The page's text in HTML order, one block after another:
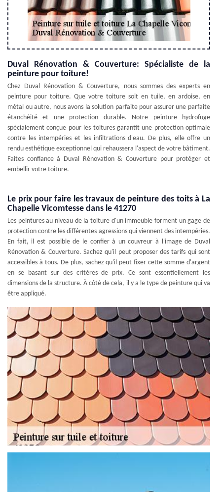
Duval Rénovation & Couverture: Spécialiste de la
peinture pour toiture!
Chez Duval Rénovation & Couverture, nous sommes des experts en
peinture pour toiture. Que votre toiture soit en tuile, en ardoise, en
métal ou autre, nous avons la solution parfaite pour assurer une parfaite
étanchéité et une protection durable. Notre peinture hydrofuge
spécialement conçue pour les toitures garantit une protection optimale
contre les intempéries et les infiltrations d'eau. De plus, elle offre un
rendu esthétique exceptionnel qui rehaussera l'aspect de votre bâtiment.
Faites confiance à Duval Rénovation & Couverture pour protéger et
embellir votre toiture.
Le prix pour faire les travaux de peinture des toits à La
Chapelle Vicomtesse dans le 41270
Les peintures au niveau de la toiture d'un immeuble forment un gage de
protection contre les différentes agressions qui viennent des intempéries.
En fait, il est possible de le confier à un couvreur à l'image de Duval
Rénovation & Couverture. Sachez qu'il peut proposer des tarifs qui sont
accessibles à tous. De plus, sachez qu'il peut fixer cette somme d'argent
en se basant sur des critères de prix. Ce sont essentiellement les
dimensions de la structure. À côté de cela, il y a le type de peinture qui va
être appliqué.